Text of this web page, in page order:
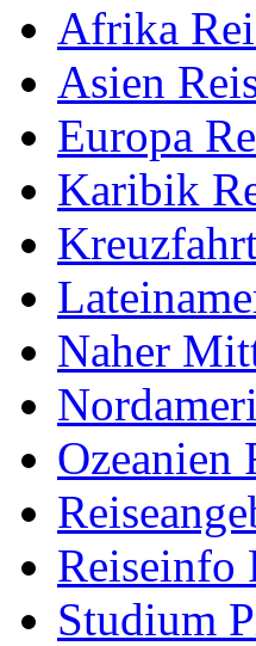
Afrika
Asien
Europa
Karibik
Naher
Ozeanien
Reiseinfo
Studium